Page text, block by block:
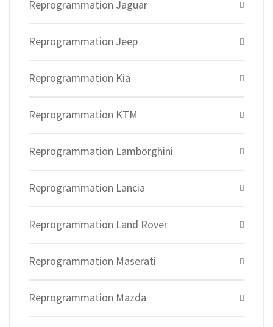
Reprogrammation Jaguar
Reprogrammation Jeep
Reprogrammation Kia
Reprogrammation KTM
Reprogrammation Lamborghini
Reprogrammation Lancia
Reprogrammation Land Rover
Reprogrammation Maserati
Reprogrammation Mazda